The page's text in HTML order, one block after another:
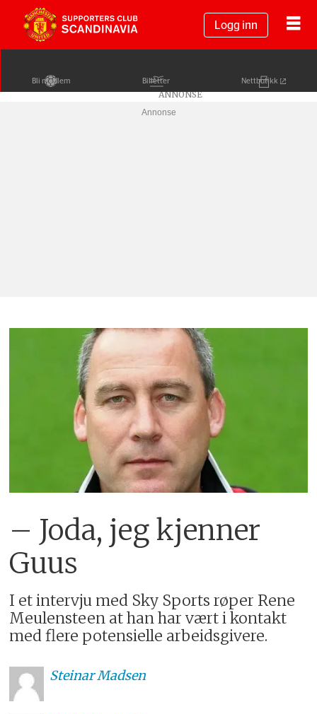
Logg inn
Bli medlem Billetter Nettbutikk
Annonse
– Joda, jeg kjenner
Guus
I et intervju med Sky Sports røper Rene
Meulensteen at han har vært i kontakt
med flere potensielle arbeidsgivere.
SteinarMadsen